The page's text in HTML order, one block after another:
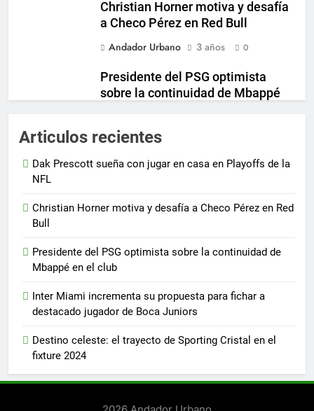
Christian Horner motiva y desafía
a Checo Pérez en Red Bull
Andador Urbano
3 años 0
Presidente del PSG optimista
sobre la continuidad de Mbappé
Andador Urbano
Inter Miami incrementa su
Articulos recientes
Dak Prescott sueña con jugar en casa en Playoffs de la
NFL
Christian Horner motiva y desafía a Checo Pérez en Red
Bull
Presidente del PSG optimista sobre la continuidad de
Mbappé en el club
Inter Miami incrementa su propuesta para fichar a
destacado jugador de Boca Juniors
Destino celeste: el trayecto de Sporting Cristal en el
fixture 2024